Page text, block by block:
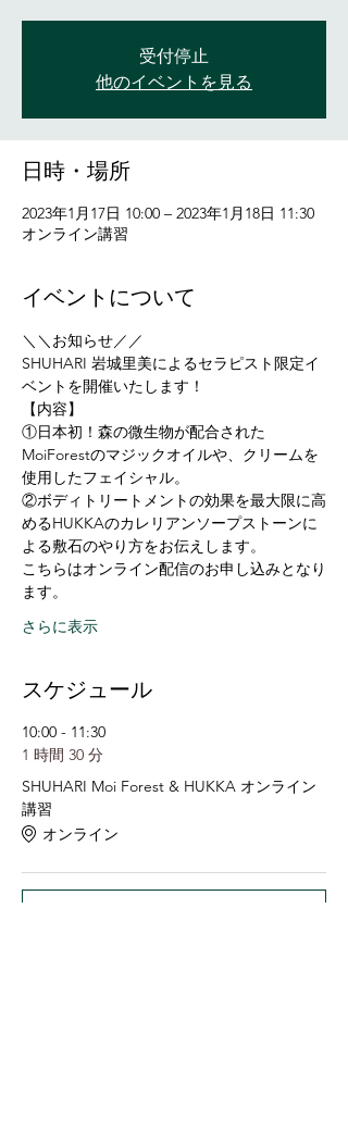
受付停止
他のイベントを見る
日時・場所
2023年1月17日 10:00 – 2023年1月18日 11:30
オンライン講習
イベントについて
＼＼お知らせ／／
SHUHARI 岩城里美によるセラピスト限定イ
ベントを開催いたします！
【内容】
①日本初！森の微生物が配合された
MoiForestのマジックオイルや、クリームを
使用したフェイシャル。
②ボディトリートメントの効果を最大限に高
めるHUKKAのカレリアンソープストーンに
よる敷石のやり方をお伝えします。
こちらはオンライン配信のお申し込みとなり
ます。
さらに表示
スケジュール
10:00 - 11:30
1 時間 30 分
SHUHARI Moi Forest & HUKKA オンライン
講習
オンライン